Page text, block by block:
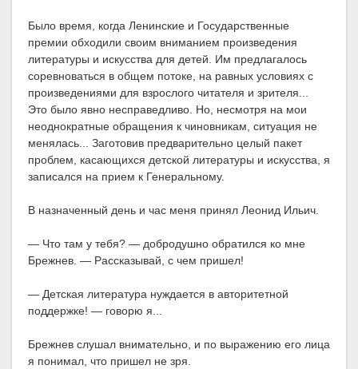
Было время, когда Ленинские и Государственные
премии обходили своим вниманием произведения
литературы и искусства для детей. Им предлагалось
соревноваться в общем потоке, на равных условиях с
произведениями для взрослого читателя и зрителя...
Это было явно несправедливо. Но, несмотря на мои
неоднократные обращения к чиновникам, ситуация не
менялась... Заготовив предварительно целый пакет
проблем, касающихся детской литературы и искусства, я
записался на прием к Генеральному.
В назначенный день и час меня принял Леонид Ильич.
— Что там у тебя? — добродушно обратился ко мне
Брежнев. — Рассказывай, с чем пришел!
— Детская литература нуждается в авторитетной
поддержке! — говорю я...
Брежнев слушал внимательно, и по выражению его лица
я понимал, что пришел не зря.